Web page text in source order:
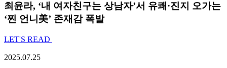
최윤라, ‘내 여자친구는 상남자’서 유쾌·진지 오가는
‘찐 언니美’ 존재감 폭발
LET'S READ
2025.07.25